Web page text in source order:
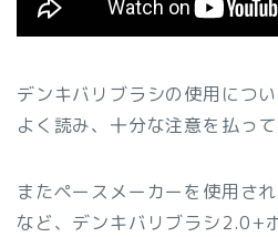
デンキバリブラシの使用につ
よく読み、十分な注意を払って
またペースメーカーを使用さ
など、デンキバリブラシ2.0+